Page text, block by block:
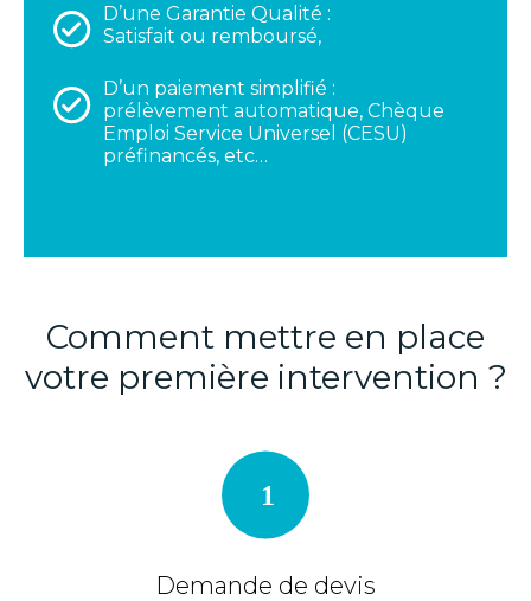
D’une Garantie Qualité :
Satisfait ou remboursé,
D’un paiement simplifié :
prélèvement automatique, Chèque
Emploi Service Universel (CESU)
préfinancés, etc…
Comment mettre en place
votre première intervention ?
Demande de devis